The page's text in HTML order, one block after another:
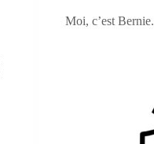
Moi, c’est Bernie.